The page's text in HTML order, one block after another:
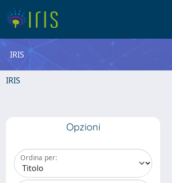
IRIS
IRIS
Opzioni
Ordina per: